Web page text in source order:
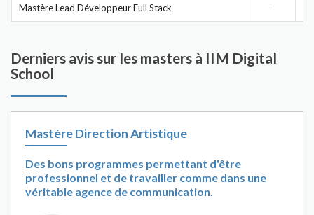
Mastère Lead Développeur Full Stack -
Derniers avis sur les masters à IIM Digital
School
Mastère Direction Artistique
Des bons programmes permettant d'être
professionnel et de travailler comme dans une
véritable agence de communication.